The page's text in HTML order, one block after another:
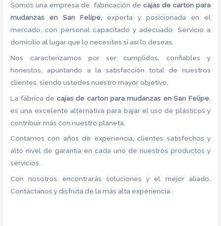
Somos una empresa de fabricación de cajas de carton para
mudanzas en San Felipe, experta y posicionada en el
mercado, con personal capacitado y adecuado. Servicio a
domicilio al lugar que lo necesites si así lo deseas.
Nos caracterizamos por ser cumplidos, confiables y
honestos, apuntando a la satisfacción total de nuestros
clientes, siendo ustedes nuestro mayor objetivo.
La fábrica de cajas de carton para mudanzas en San Felipe,
es una excelente alternativa para bajar el uso de plásticos y
contribuir más con nuestro planeta.
Contamos con años de experiencia, clientes satisfechos y
alto nivel de garantía en cada uno de nuestros productos y
servicios.
Con nosotros encontrarás soluciones y el mejor aliado.
Contáctanos y disfruta de la más alta experiencia.